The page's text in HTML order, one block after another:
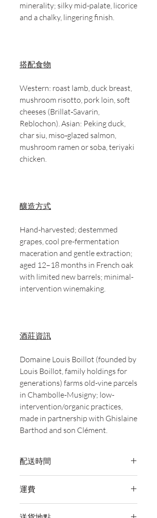
minerality; silky mid-palate, licorice
and a chalky, lingering finish.
搭配食物
Western: roast lamb, duck breast,
mushroom risotto, pork loin, soft
cheeses (Brillat‑Savarin,
Reblochon). Asian: Peking duck,
char siu, miso‑glazed salmon,
mushroom ramen or soba, teriyaki
chicken.
釀造方式
Hand-harvested; destemmed
grapes, cool pre-fermentation
maceration and gentle extraction;
aged 12–18 months in French oak
with limited new barrels; minimal-
intervention winemaking.
酒莊資訊
Domaine Louis Boillot (founded by
Louis Boillot, family holdings for
generations) farms old-vine parcels
in Chambolle-Musigny; low-
intervention/organic practices,
made in partnership with Ghislaine
Barthod and son Clément.
配送時間
送貨。
運費